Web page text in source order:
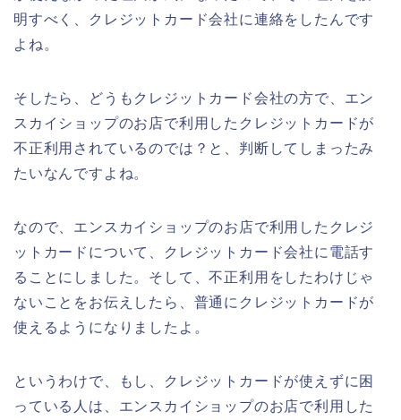
明すべく、クレジットカード会社に連絡をしたんです
よね。
そしたら、どうもクレジットカード会社の方で、エン
スカイショップのお店で利用したクレジットカードが
不正利用されているのでは？と、判断してしまったみ
たいなんですよね。
なので、エンスカイショップのお店で利用したクレジ
ットカードについて、クレジットカード会社に電話す
ることにしました。そして、不正利用をしたわけじゃ
ないことをお伝えしたら、普通にクレジットカードが
使えるようになりましたよ。
というわけで、もし、クレジットカードが使えずに困
っている人は、エンスカイショップのお店で利用した